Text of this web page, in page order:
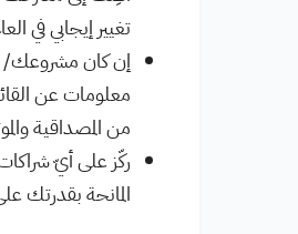
تغيير إيجابي في
إن كان مشروعك/
معلومات عن
من المصداقية
ركّز على أيّ
المانحة بقدرتك